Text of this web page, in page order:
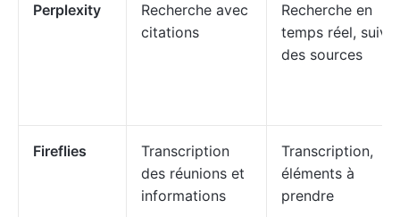
Perplexity
Recherche avec
citations
Recherche en
temps réel, suivi
des sources
Fireflies
Transcription
des réunions et
informations
Transcription,
éléments à
prendre